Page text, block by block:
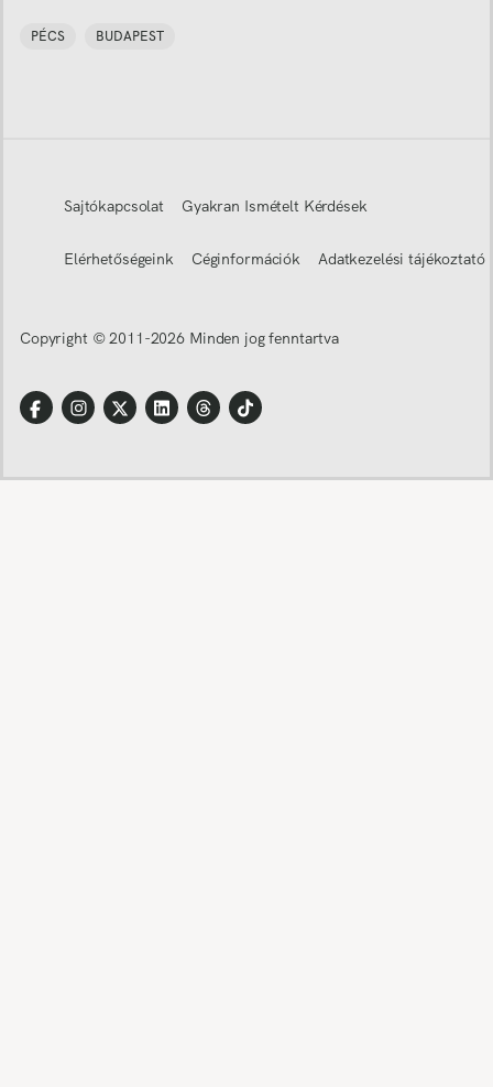
PÉCS BUDAPEST
Sajtókapcsolat Gyakran Ismételt Kérdések
Elérhetőségeink Céginformációk Adatkezelési tájékoztató
Copyright © 2011-2026 Minden jog fenntartva